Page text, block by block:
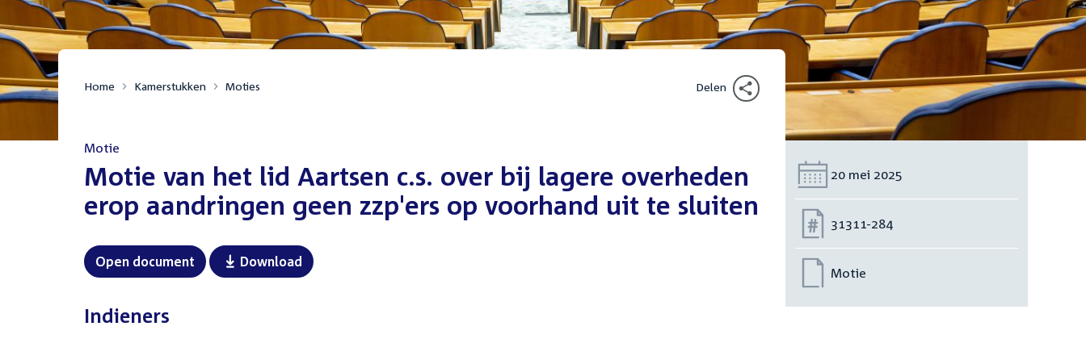
Home Kamerstukken Moties Delen
Motie
:Motie van het lid Aartsen c.s. over bij lagere overheden
erop aandringen geen zzp'ers op voorhand uit te sluiten
Open document Download
Indieners
Datum:
20 mei 2025
Nummer:
31311-284
Motie